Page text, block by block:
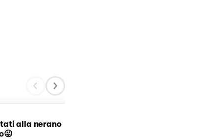
alla nerano